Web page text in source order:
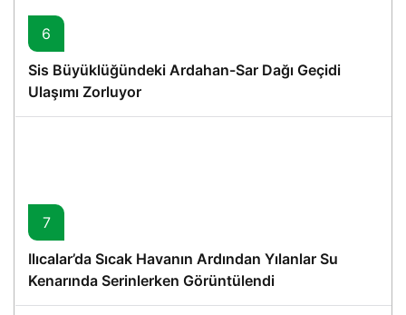
6
Sis Büyüklüğündeki Ardahan-Sar Dağı Geçidi
Ulaşımı Zorluyor
7
Ilıcalar’da Sıcak Havanın Ardından Yılanlar Su
Kenarında Serinlerken Görüntülendi